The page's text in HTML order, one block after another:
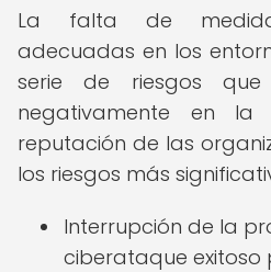
La falta de
adecuadas en los
serie de riesgos
negativamente en
reputación de las
los riesgos más
Interrupción de la
ciberataque exitoso